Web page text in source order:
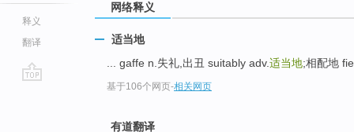
释义
翻译
网络释义
适当地
... gaffe n.失礼,出丑 suitably adv.适当地;相配地
基于106个网页-相关网页
有道翻译